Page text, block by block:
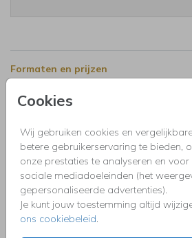
Cookies
Wij gebruiken cookies en
betere gebruikerservaring te bieden,
onze prestaties te analyseren en
sociale mediadoeleinden (het
gepersonaliseerde advertenties).
Je kunt jouw toestemming altijd
ons cookiebeleid.
Formaten en prijzen
Productinformatie
Omschrijving
Bedankkaart communie voor een
en goudlook spetters. Geen goudfolie!
Collectie